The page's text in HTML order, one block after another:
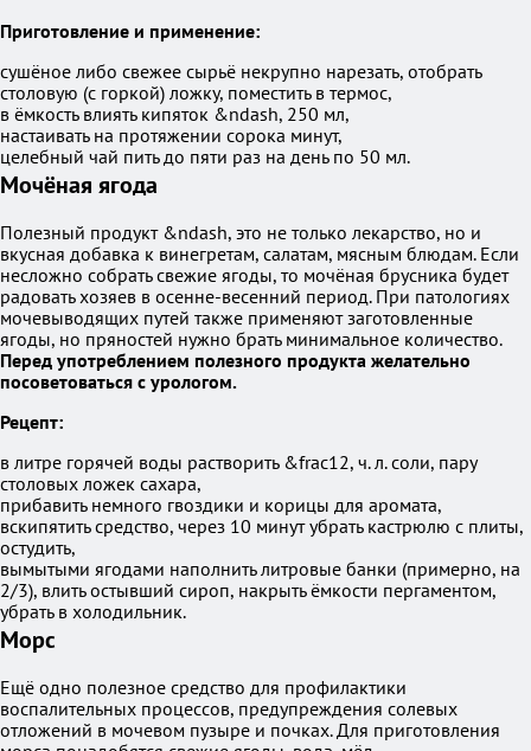
Приготовление и применение:
сушёное либо свежее сырьё некрупно нарезать, отобрать
столовую (с горкой) ложку, поместить в термос,
в ёмкость влиять кипяток &ndash, 250 мл,
настаивать на протяжении сорока минут,
целебный чай пить до пяти раз на день по 50 мл.
Мочёная ягода
Полезный продукт &ndash, это не только лекарство, но и
вкусная добавка к винегретам, салатам, мясным блюдам. Если
несложно собрать свежие ягоды, то мочёная брусника будет
радовать хозяев в осенне-весенний период. При патологиях
мочевыводящих путей также применяют заготовленные
ягоды, но пряностей нужно брать минимальное количество.
Перед употреблением полезного продукта желательно
посоветоваться с урологом.
Рецепт:
в литре горячей воды растворить &frac12, ч. л. соли, пару
столовых ложек сахара,
прибавить немного гвоздики и корицы для аромата,
вскипятить средство, через 10 минут убрать кастрюлю с плиты,
остудить,
вымытыми ягодами наполнить литровые банки (примерно, на
2/3), влить остывший сироп, накрыть ёмкости пергаментом,
убрать в холодильник.
Морс
Ещё одно полезное средство для профилактики
воспалительных процессов, предупреждения солевых
отложений в мочевом пузыре и почках. Для приготовления